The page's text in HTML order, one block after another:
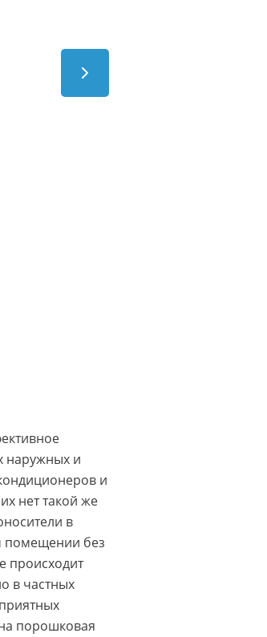
наружных и
и
нет такой же
в
помещении без
происходит
в частных
порошковая